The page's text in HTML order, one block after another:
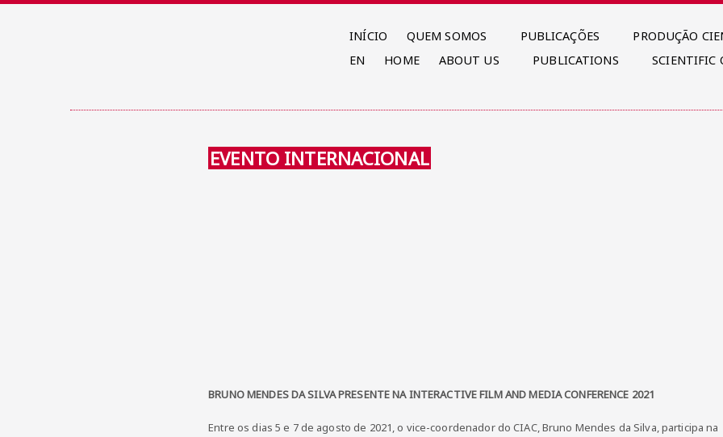
INÍCIO QUEM SOMOS PUBLICAÇÕES PRODUÇÃO
EN
HOME ABOUT US PUBLICATIONS SCIENTIFIC
EVENTO INTERNACIONAL
BRUNO MENDES DA SILVA PRESENTE NA INTERACTIVE FILM AND MEDIA CONFERENCE 2021
Entre os dias 5 e 7 de agosto de 2021, o vice-coordenador do CIAC, Bruno Mendes da Silva, participa na